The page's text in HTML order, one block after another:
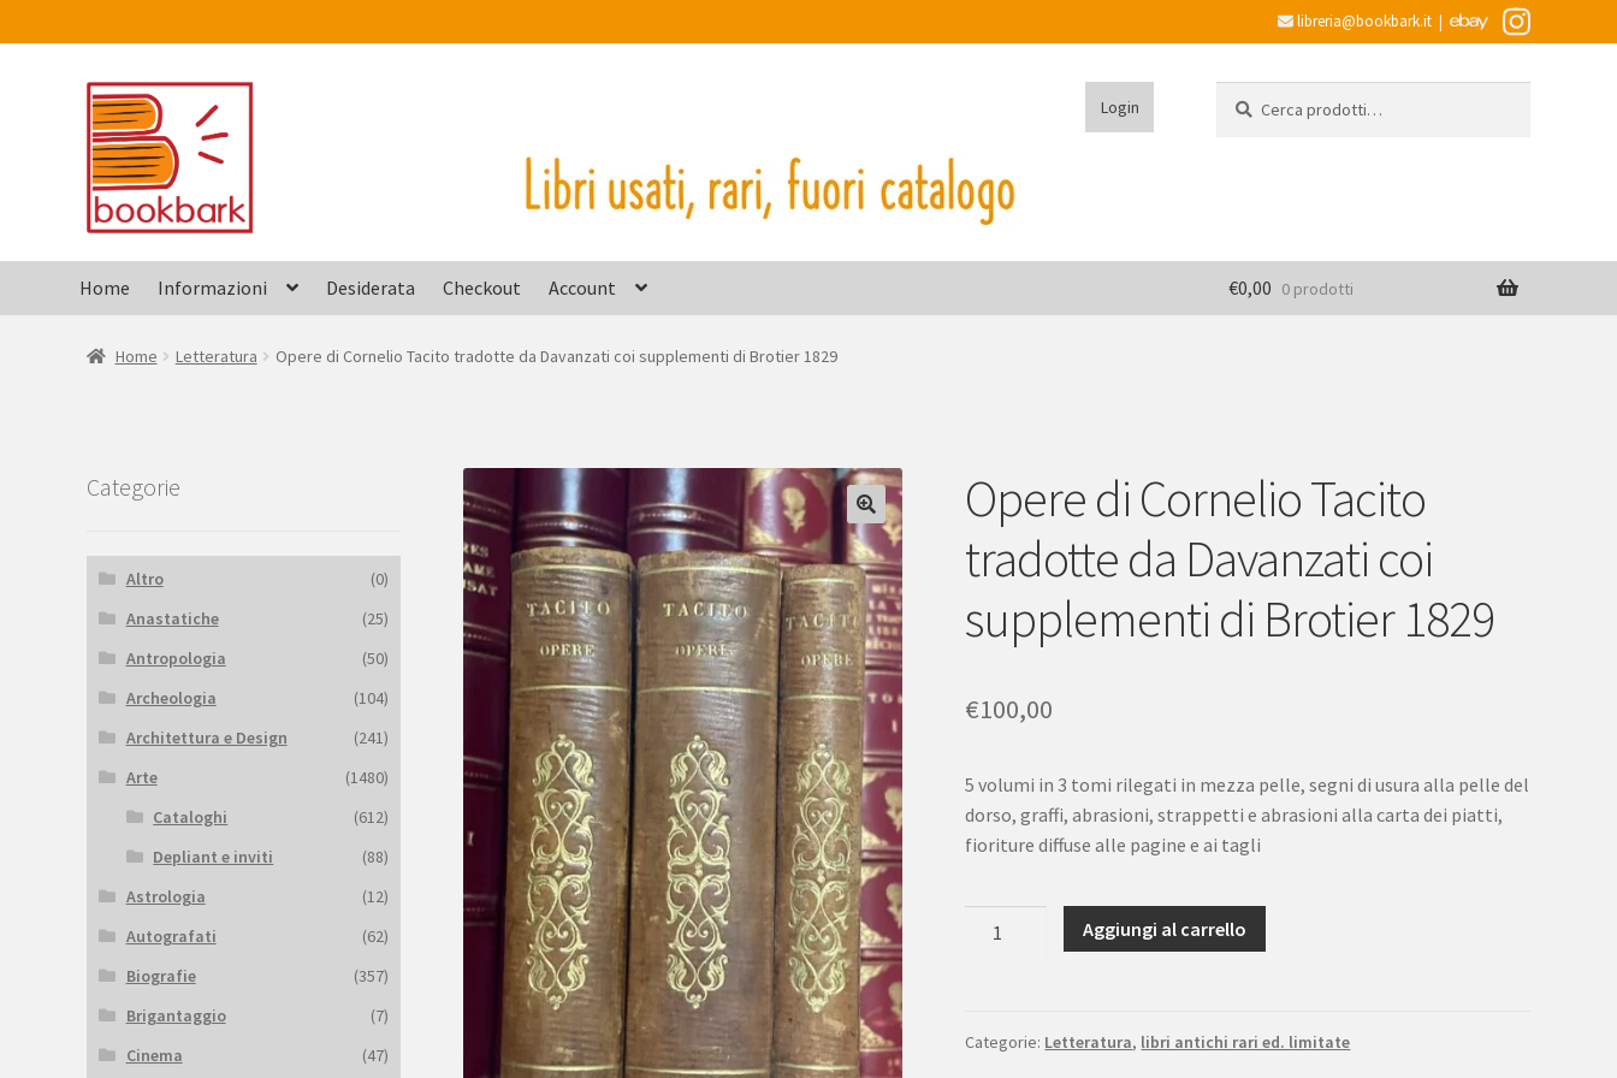
libreria@bookbark.it|
Vai
alla
navigazione
Vai
al
contenuto
Login
Home Informazioni Desiderata Checkout Account €0,00 0 prodotti
Home Letteratura Opere di Cornelio Tacito tradotte da Davanzati coi supplementi di Brotier 1829
Opere di Cornelio Tacito
tradotte da Davanzati coi
supplementi di Brotier 1829
€100,00
5 volumi in 3 tomi rilegati in mezza pelle, segni di usura alla pelle del
dorso, graffi, abrasioni, strappetti e abrasioni alla carta dei piatti,
fioriture diffuse alle pagine e ai tagli
tradotte
Aggiungi al carrello
Categorie: Letteratura, libri antichi rari ed. limitate
Categorie
Altro
(0)
Anastatiche
(25)
Antropologia
(50)
Archeologia
(104)
Architettura e Design
(241)
Arte
(1480)
Cataloghi
(612)
Depliant e inviti
(88)
Astrologia
(12)
Autografati
(62)
Biografie
(357)
Brigantaggio
(7)
Cinema
(47)